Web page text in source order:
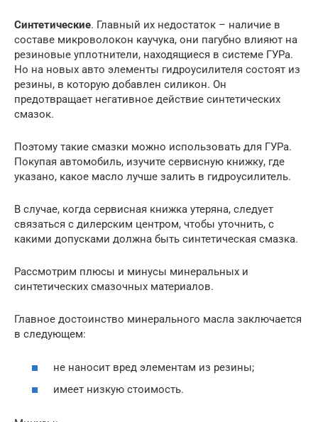
Синтетические. Главный их недостаток – наличие в
составе микроволокон каучука, они пагубно влияют на
резиновые уплотнители, находящиеся в системе ГУРа.
Но на новых авто элементы гидроусилителя состоят из
резины, в которую добавлен силикон. Он
предотвращает негативное действие синтетических
смазок.
Поэтому такие смазки можно использовать для ГУРа.
Покупая автомобиль, изучите сервисную книжку, где
указано, какое масло лучше залить в гидроусилитель.
В случае, когда сервисная книжка утеряна, следует
связаться с дилерским центром, чтобы уточнить, с
какими допусками должна быть синтетическая смазка.
Рассмотрим плюсы и минусы минеральных и
синтетических смазочных материалов.
Главное достоинство минерального масла заключается
в следующем:
не наносит вред элементам из резины;
имеет низкую стоимость.